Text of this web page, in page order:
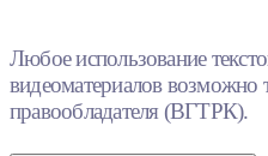
Любое использование
видеоматериалов возможно
правообладателя (ВГТРК).